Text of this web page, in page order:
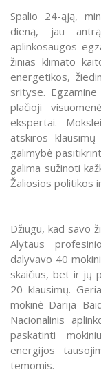
Spalio 24-ąją,
dieną, jau
aplinkosaugos
žinias klimato
energetikos,
srityse.
plačioji
ekspertai.
atskiros
galimybė
galima sužinoti
Žaliosios politikos
Džiugu, kad savo
Alytaus
dalyvavo 40
skaičius, bet ir jų
20 klausimų.
mokinė Darija
Nacionalinis
paskatinti
energijos
temomis.